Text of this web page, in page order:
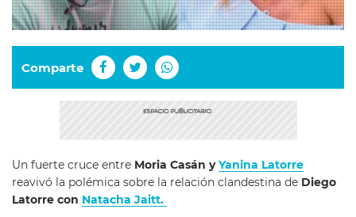
Comparte
Un fuerte cruce entre Moria Casán yYanina Latorre
reavivó la polémica sobre la relación clandestina de Diego
Latorre con Natacha Jaitt.